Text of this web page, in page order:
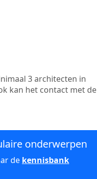
3 architecten in
kan het contact met de
onderwerpen
de kennisbank